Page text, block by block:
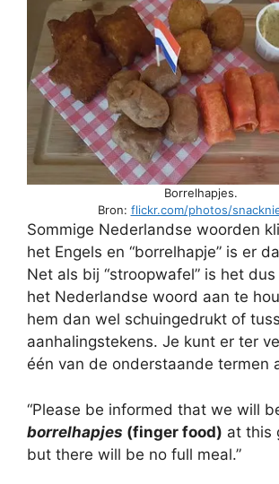
Borrelhapjes.
Bron: flickr.com/photos/
Sommige Nederlandse woorden
het Engels en “borrelhapje” is er
Net als bij “stroopwafel” is het
het Nederlandse woord aan te
hem dan wel schuingedrukt of
aanhalingstekens. Je kunt er ter
één van de onderstaande termen
“Please be informed that we will
borrelhapjes (finger food) at this
but there will be no full meal.”